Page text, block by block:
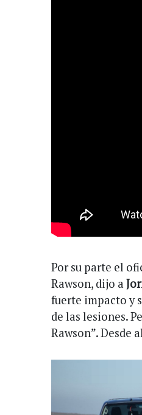
Por su parte el
Rawson, dijo a
fuerte impacto y
de las lesiones.
Rawson”.